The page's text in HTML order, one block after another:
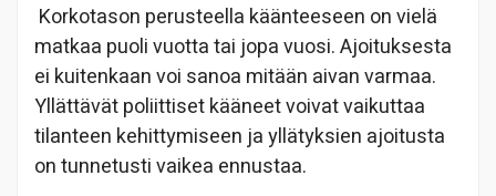
Korkotason perusteella käänteeseen on vielä
matkaa puoli vuotta tai jopa vuosi. Ajoituksesta
ei kuitenkaan voi sanoa mitään aivan varmaa.
Yllättävät poliittiset kääneet voivat vaikuttaa
tilanteen kehittymiseen ja yllätyksien ajoitusta
on tunnetusti vaikea ennustaa.